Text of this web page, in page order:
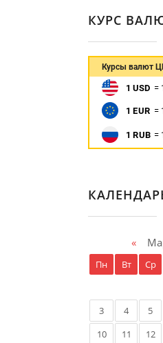
КУРС
«
Пн Вт Ср
3
4 5
10
11 12